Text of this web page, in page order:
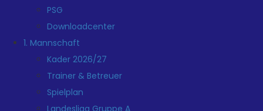
PSG
Downloadcenter
1. Mannschaft
Kader 2026/27
Trainer & Betreuer
Spielplan